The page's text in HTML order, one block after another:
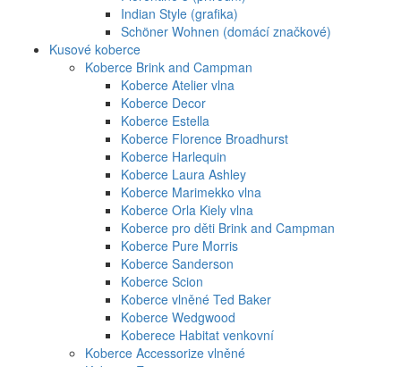
Indian Style (grafika)
Schöner Wohnen (domácí značkové)
Kusové koberce
Koberce Brink and Campman
Koberce Atelier vlna
Koberce Decor
Koberce Estella
Koberce Florence Broadhurst
Koberce Harlequin
Koberce Laura Ashley
Koberce Marimekko vlna
Koberce Orla Kiely vlna
Koberce pro děti Brink and Campman
Koberce Pure Morris
Koberce Sanderson
Koberce Scion
Koberce vlněné Ted Baker
Koberce Wedgwood
Koberece Habitat venkovní
Koberce Accessorize vlněné